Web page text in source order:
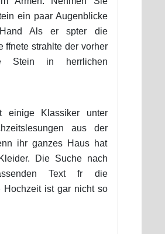
ein paar Augenblicke
Als er spter die
ffnete strahlte der vorher
Stein in herrlichen
einige Klassiker unter
aus der
ihr ganzes Haus hat
Die Suche nach
Text fr die
Hochzeit ist gar nicht so